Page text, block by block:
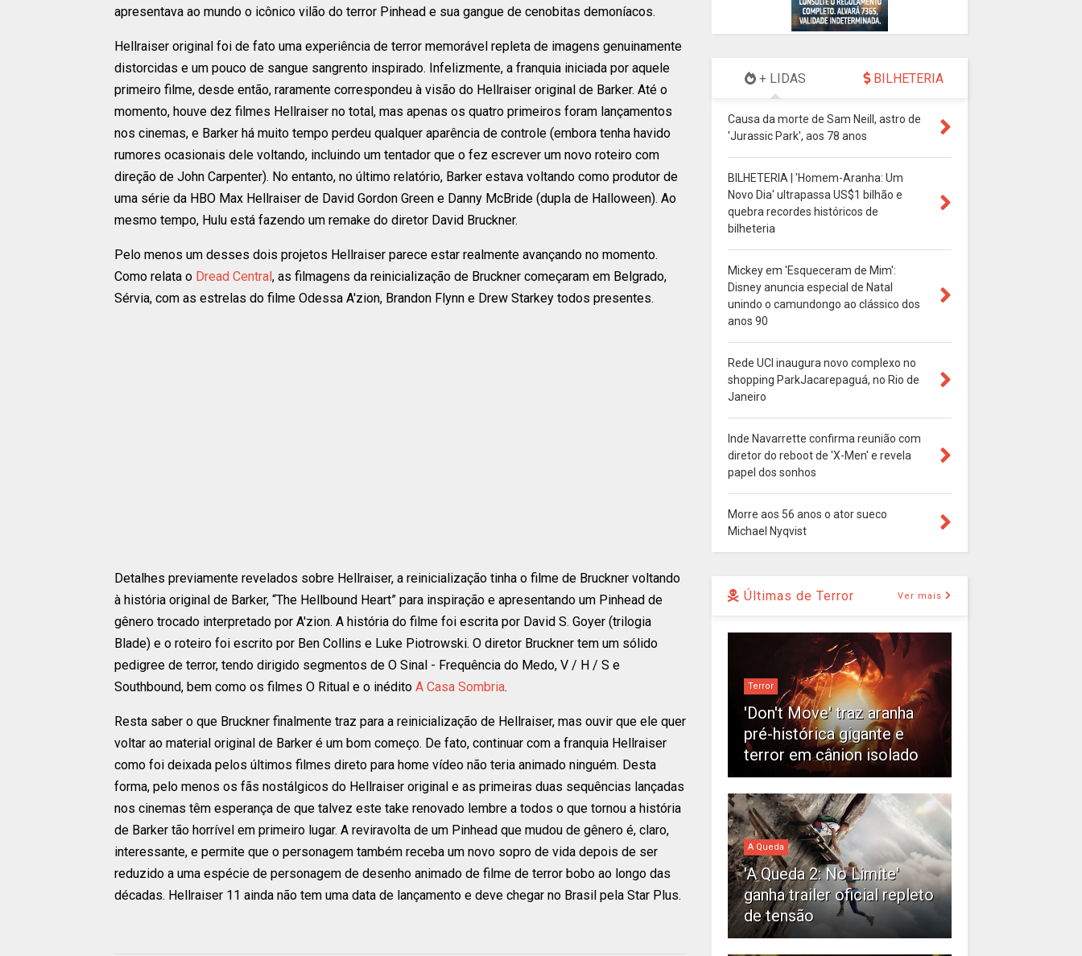
apresentava ao mundo o icônico vilão do terror Pinhead e sua gangue de cenobitas demoníacos.
Hellraiser original foi de fato uma experiência de terror memorável repleta de imagens genuinamente
distorcidas e um pouco de sangue sangrento inspirado. Infelizmente, a franquia iniciada por aquele
primeiro filme, desde então, raramente correspondeu à visão do Hellraiser original de Barker. Até o
momento, houve dez filmes Hellraiser no total, mas apenas os quatro primeiros foram lançamentos
nos cinemas, e Barker há muito tempo perdeu qualquer aparência de controle (embora tenha havido
rumores ocasionais dele voltando, incluindo um tentador que o fez escrever um novo roteiro com
direção de John Carpenter). No entanto, no último relatório, Barker estava voltando como produtor de
uma série da HBO Max Hellraiser de David Gordon Green e Danny McBride (dupla de Halloween). Ao
mesmo tempo, Hulu está fazendo um remake do diretor David Bruckner.
Pelo menos um desses dois projetos Hellraiser parece estar realmente avançando no momento.
Como relata o Dread Central, as filmagens da reinicialização de Bruckner começaram em Belgrado,
Sérvia, com as estrelas do filme Odessa A'zion, Brandon Flynn e Drew Starkey todos presentes.
Detalhes previamente revelados sobre Hellraiser, a reinicialização tinha o filme de Bruckner voltando
à história original de Barker, “The Hellbound Heart” para inspiração e apresentando um Pinhead de
gênero trocado interpretado por A'zion. A história do filme foi escrita por David S. Goyer (trilogia
Blade) e o roteiro foi escrito por Ben Collins e Luke Piotrowski. O diretor Bruckner tem um sólido
pedigree de terror, tendo dirigido segmentos de O Sinal - Frequência do Medo, V / H / S e
Southbound, bem como os filmes O Ritual e o inédito A Casa Sombria.
Resta saber o que Bruckner finalmente traz para a reinicialização de Hellraiser, mas ouvir que ele quer
voltar ao material original de Barker é um bom começo. De fato, continuar com a franquia Hellraiser
como foi deixada pelos últimos filmes direto para home vídeo não teria animado ninguém. Desta
forma, pelo menos os fãs nostálgicos do Hellraiser original e as primeiras duas sequências lançadas
nos cinemas têm esperança de que talvez este take renovado lembre a todos o que tornou a história
de Barker tão horrível em primeiro lugar. A reviravolta de um Pinhead que mudou de gênero é, claro,
interessante, e permite que o personagem também receba um novo sopro de vida depois de ser
reduzido a uma espécie de personagem de desenho animado de filme de terror bobo ao longo das
décadas. Hellraiser 11 ainda não tem uma data de lançamento e deve chegar no Brasil pela Star Plus.
+ LIDAS BILHETERIA
Causa da morte de Sam Neill, astro de
'Jurassic Park', aos 78 anos
BILHETERIA | 'Homem-Aranha: Um
Novo Dia' ultrapassa US$1 bilhão e
quebra recordes históricos de
bilheteria
Mickey em 'Esqueceram de Mim':
Disney anuncia especial de Natal
unindo o camundongo ao clássico dos
anos 90
Rede UCI inaugura novo complexo no
shopping ParkJacarepaguá, no Rio de
Janeiro
Inde Navarrette confirma reunião com
diretor do reboot de 'X-Men' e revela
papel dos sonhos
Morre aos 56 anos o ator sueco
Michael Nyqvist
Últimas de Terror Ver mais
Terror
'Don't Move' traz aranha
pré-histórica gigante e
terror em cânion isolado
A Queda
'A Queda 2: No Limite'
ganha trailer oficial repleto
de tensão